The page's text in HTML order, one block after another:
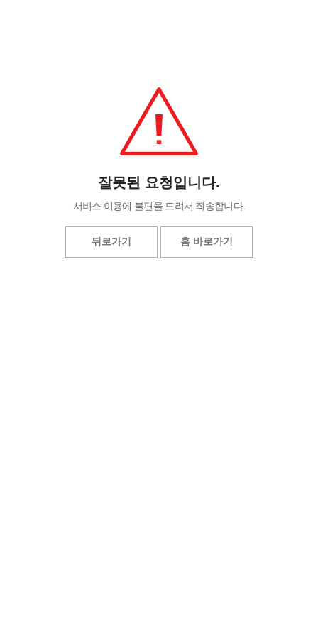
잘못된 요청입니다.
서비스 이용에 불편을 드려서 죄송합니다.
뒤로가기 홈 바로가기